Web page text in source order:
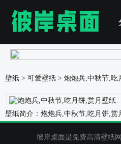
壁纸 > 可爱壁纸 > 炮炮兵,中秋节,吃
壁纸简介：炮炮兵,中秋节,吃月饼,赏
彼岸桌面是免费高清壁纸